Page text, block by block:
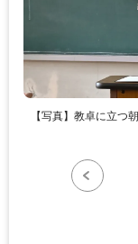
【写真】教卓に立つ